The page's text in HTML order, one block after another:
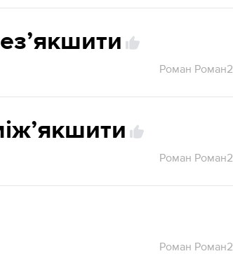
Роман Роман2
Роман Роман2
Роман Роман2